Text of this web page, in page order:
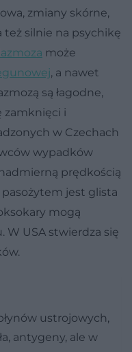
zmiany skórne,
też silnie na psychikę
może
, a nawet
są łagodne,
zamknięci i
w Czechach
wypadków
prędkością
pasożytem jest glista
mogą
W USA stwierdza się
ustrojowych,
antygeny, ale w